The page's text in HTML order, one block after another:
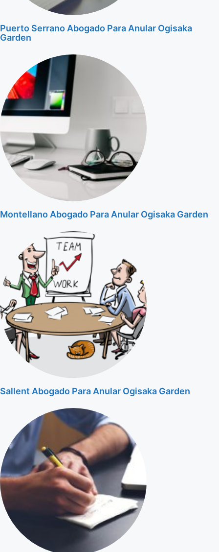
Puerto Serrano Abogado Para Anular Ogisaka
Garden
Montellano Abogado Para Anular Ogisaka Garden
Sallent Abogado Para Anular Ogisaka Garden